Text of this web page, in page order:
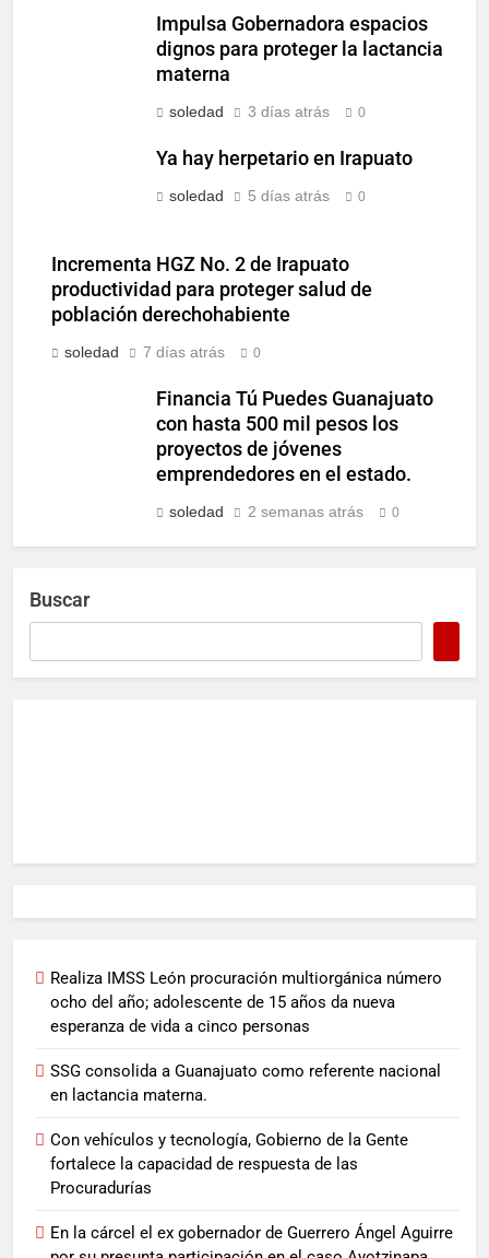
Impulsa Gobernadora espacios
dignos para proteger la lactancia
materna
soledad 3 días atrás 0
Ya hay herpetario en Irapuato
soledad 5 días atrás 0
Incrementa HGZ No. 2 de Irapuato
productividad para proteger salud de
población derechohabiente
soledad 7 días atrás 0
Financia Tú Puedes Guanajuato
con hasta 500 mil pesos los
proyectos de jóvenes
emprendedores en el estado.
soledad 2 semanas atrás 0
Buscar
Realiza IMSS León procuración multiorgánica número
ocho del año; adolescente de 15 años da nueva
esperanza de vida a cinco personas
SSG consolida a Guanajuato como referente nacional
en lactancia materna.
Con vehículos y tecnología, Gobierno de la Gente
fortalece la capacidad de respuesta de las
Procuradurías
En la cárcel el ex gobernador de Guerrero Ángel Aguirre